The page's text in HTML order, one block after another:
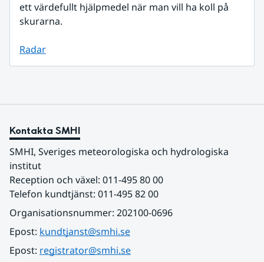
ett värdefullt hjälpmedel när man vill ha koll på
skurarna.
Radar
Kontakta SMHI
SMHI, Sveriges meteorologiska och hydrologiska
institut
Reception och växel: 011-495 80 00
Telefon kundtjänst: 011-495 82 00
Organisationsnummer: 202100-0696
Epost: kundtjanst@smhi.se
Epost: registrator@smhi.se